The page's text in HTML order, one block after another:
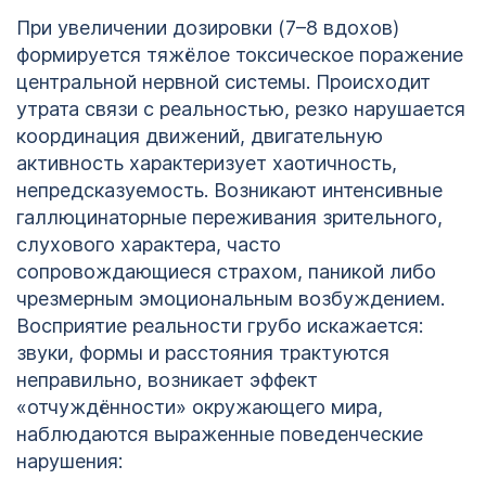
При увеличении дозировки (7–8 вдохов)
формируется тяжёлое токсическое поражение
центральной нервной системы. Происходит
утрата связи с реальностью, резко нарушается
координация движений, двигательную
активность характеризует хаотичность,
непредсказуемость. Возникают интенсивные
галлюцинаторные переживания зрительного,
слухового характера, часто
сопровождающиеся страхом, паникой либо
чрезмерным эмоциональным возбуждением.
Восприятие реальности грубо искажается:
звуки, формы и расстояния трактуются
неправильно, возникает эффект
«отчуждённости» окружающего мира,
наблюдаются выраженные поведенческие
нарушения: